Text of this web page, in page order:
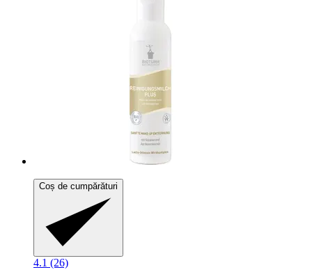
Coș de cumpărături
4.1 (26)